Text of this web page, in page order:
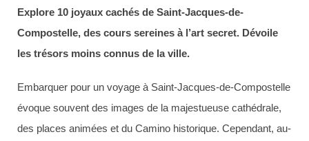
Explore 10 joyaux cachés de Saint-Jacques-de-
Compostelle, des cours sereines à l’art secret. Dévoile
les trésors moins connus de la ville.
Embarquer pour un voyage à Saint-Jacques-de-Compostelle
évoque souvent des images de la majestueuse cathédrale,
des places animées et du Camino historique. Cependant, au-